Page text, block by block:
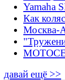
Yamaha
Как
Москва-
давай ещё >>